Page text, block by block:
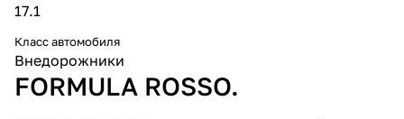
17.1
Класс автомобиля
Внедорожники
FORMULA ROSSO.